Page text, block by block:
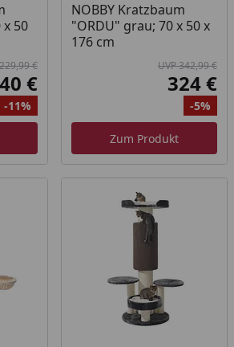
x 50
Ursprünglicher Preis
€
Aktueller Preis
€
Rabatt
-11%
NOBBY Kratzbaum
"ORDU" grau; 70 x 50 x
176 cm
UVP 342,99 €
324 €
-5%
Zum Produkt